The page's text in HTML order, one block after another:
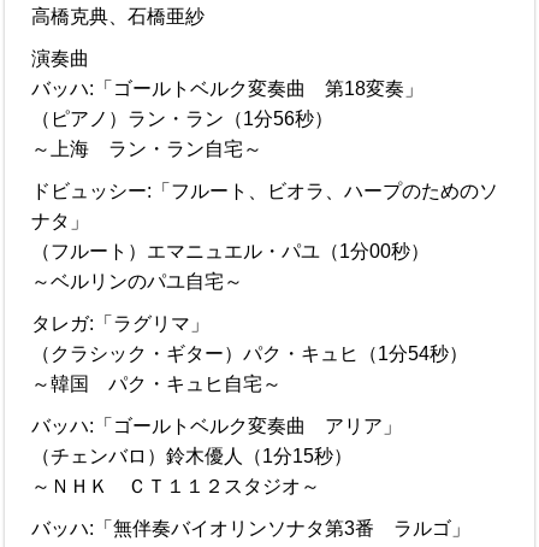
高橋克典、石橋亜紗
演奏曲
バッハ:「ゴールトベルク変奏曲 第18変奏」
（ピアノ）ラン・ラン（1分56秒）
～上海 ラン・ラン自宅～
ドビュッシー:「フルート、ビオラ、ハープのためのソ
ナタ」
（フルート）エマニュエル・パユ（1分00秒）
～ベルリンのパユ自宅～
タレガ:「ラグリマ」
（クラシック・ギター）パク・キュヒ（1分54秒）
～韓国 パク・キュヒ自宅～
バッハ:「ゴールトベルク変奏曲 アリア」
（チェンバロ）鈴木優人（1分15秒）
～ＮＨＫ ＣＴ１１２スタジオ～
バッハ:「無伴奏バイオリンソナタ第3番 ラルゴ」